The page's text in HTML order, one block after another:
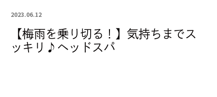
KIDS
脱毛
MACHINE
2023.06.12
【梅雨を乗り切る！】気持ちまでス
ッキリ♪ヘッドスパ